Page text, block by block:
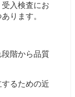
入検査にお
ります。
階から品質
るための近